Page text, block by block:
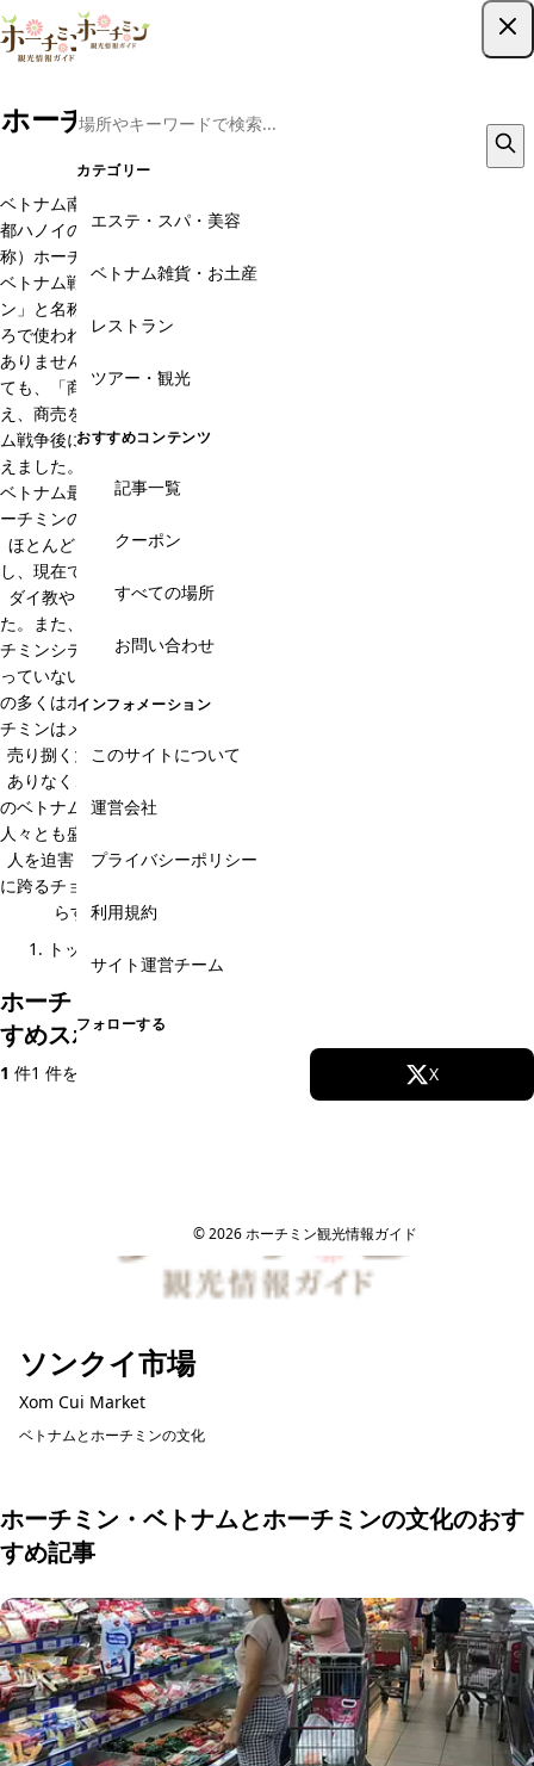
カテゴリー
エステ・スパ・美容
ベトナム雑貨・お土産
レストラン
ツアー・観光
おすすめコンテンツ
記事一覧
クーポン
すべての場所
お問い合わせ
インフォメーション
このサイトについて
運営会社
プライバシーポリシー
利用規約
サイト運営チーム
フォローする
X
© 2026 ホーチミン観光情報ガイド
ホーチミンのベトナムとホーチミンの文
ベトナム南部ホーチミンは、日本でいう大阪といわれています。北部首
都ハノイの人々と比べると大らかで人当たりがよく、穏やかな気質（自
称）ホーチミンはベトナム戦争以前はサイゴンと呼ばれていましたが、
ベトナム戦争以後、ホー・チ・ミン主席の功績にちなんで、「ホーチミ
ン」と名称を改めました。ただし、現在でもサイゴンの名はいたるとこ
ろで使われていますので、旅行者はどちらの名称を使用しても差し障り
ありません。ホーチミンの文化は北部ハノイや中部地方と相対的に鑑み
ても、「商人の都」と呼ぶことができます。首都ハノイに住む人々でさ
え、商売をしにホーチミンへ移住するほど。ホーチミンの人々はベトナ
ム戦争後に財産をすべて没収され、そののち政府が土地を新たに分け与
えました。何もないゼロのところから、彼らは商売をはじめ、現在では
ベトナム最大の商業都市へと発展に導いたのは感服します。その他、ホ
ーチミンの文化は多種多様。人種も現在でこそキン族（ベトナム人）が
ほとんどですが、一昔前まではクメール人も都心に出てきていました
し、現在でもメコンデルタ地方には多く暮らしています。その他、カオ
ダイ教やココナッツ教といった新興宗教も南部地方を中心に栄えまし
た。また、自然の恵みを享受したメコンデルタ地方が近いことも、ホー
チミンシティが発展した礎の一つだと考えられています。インフラが整
っていない中で、メコンデルタ地方で獲れる野菜、果物、魚介、米など
の多くはホーチミンに運ばれ、そこから各エリアに輸送されます。ホー
チミンはメコンデルタに住む人々にとって、自分たちの農作物や魚介を
売り捌く大切な要所となったのです。それは21世紀の現在でも変わり
ありなく、ホーチミン市の人口の6割から7割はメコンデルタ地方出身
のベトナム人とも言われています。そして、ホーチミンは昔から華人の
人々とも盛んに交流してきました。時代によっては排他主義をとり、華
人を迫害したときもありましたが、現在でもホーチミン市の5区と6区
に跨るチョロンエリアは、ベトナム最大の中華街として、ベトナムに暮
らす華人の8割はここで暮らしていると言われています。
トップ
ホーチミン・ベトナムとホーチミンの文化のおす
すめスポット
1 件1 件を表示
ソンクイ市場
Xom Cui Market
ベトナムとホーチミンの文化
ホーチミン・ベトナムとホーチミンの文化のおす
すめ記事